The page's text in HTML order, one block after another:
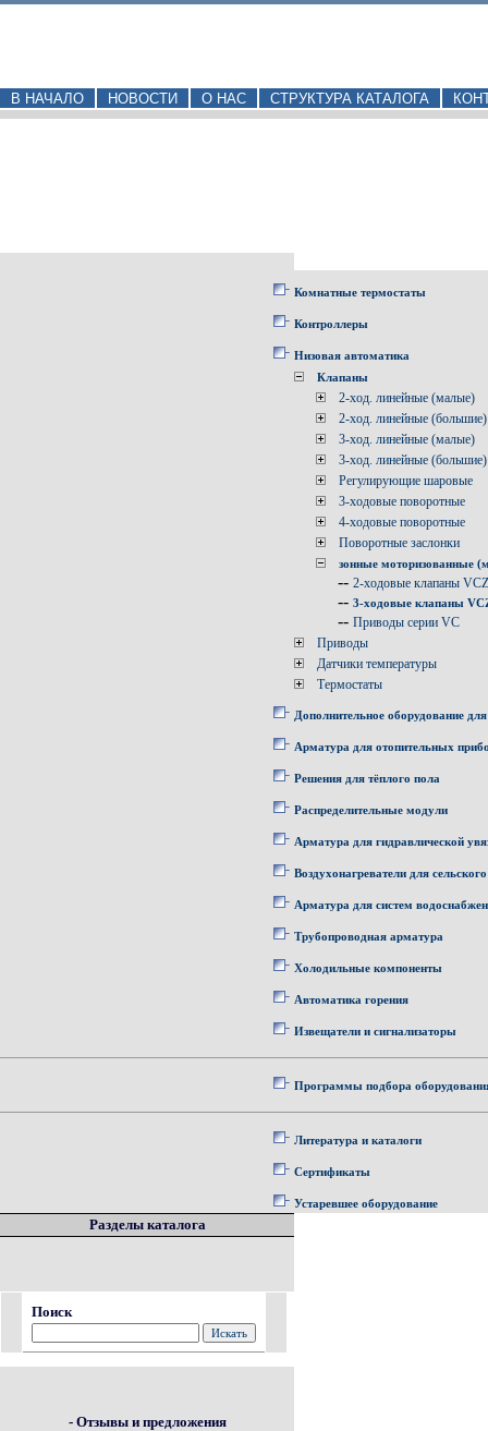
В НАЧАЛО НОВОСТИ О НАС СТРУКТУРА КАТАЛОГА
Комнатные термостаты
Контроллеры
Низовая автоматика
Клапаны
2-ход. линейные (малые)
2-ход. линейные (большие)
3-ход. линейные (малые)
3-ход. линейные (большие)
Регулирующие шаровые
3-ходовые поворотные
4-ходовые поворотные
Поворотные заслонки
зонные моторизованные
-- 2-ходовые клапаны
-- 3-ходовые клапаны
-- Приводы серии VC
Приводы
Датчики температуры
Термостаты
Дополнительное оборудование
Арматура для отопительных
Решения для тёплого пола
Распределительные модули
Арматура для гидравлической
Воздухонагреватели для
Арматура для систем
Трубопроводная арматура
Холодильные компоненты
Автоматика горения
Извещатели и сигнализаторы
Программы подбора
Литература и каталоги
Сертификаты
Устаревшее оборудование
Разделы каталога
Поиск
- Отзывы и предложения